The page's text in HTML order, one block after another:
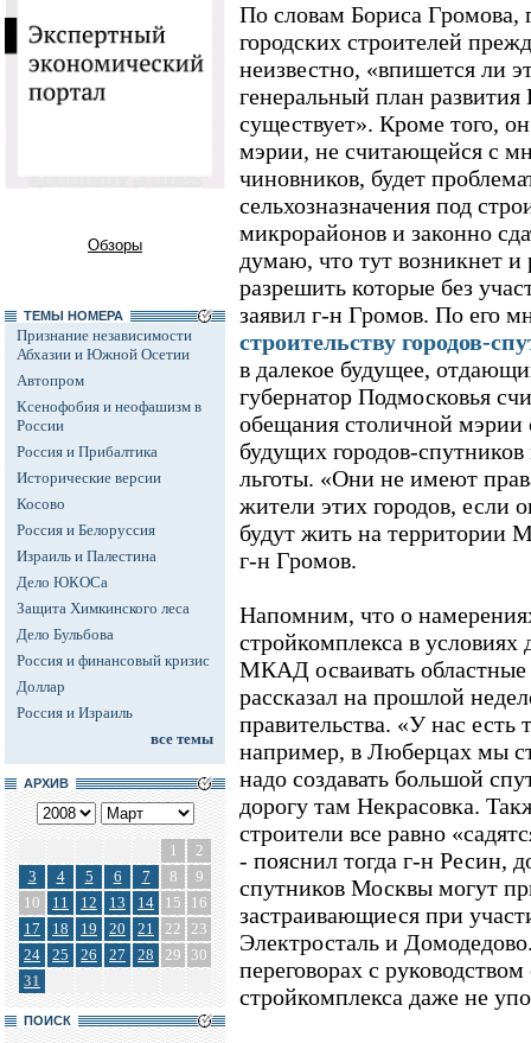
Обзоры
ТЕМЫ НОМЕРА
Признание независимости
Абхазии и Южной Осетии
Автопром
Ксенофобия и неофашизм в
России
Россия и Прибалтика
Исторические версии
Косово
Россия и Белоруссия
Израиль и Палестина
Дело ЮКОСа
Защита Химкинского леса
Дело Бульбова
Россия и финансовый кризис
Доллар
Россия и Израиль
все темы
АРХИВ
1
2
3
4 5 6 7 8
9
10
11 12 13 14 15
16
17
18 19 20 21 22 23
24
25 26 27 28 29
30
31
ПОИСК
По словам Бориса Громова,
городских строителей
неизвестно, «впишется ли
генеральный план
существует». Кроме того,
мэрии, не считающейся с
чиновников, будет
сельхозназначения под
микрорайонов и законно
думаю, что тут возникнет и
разрешить которые без
заявил г-н Громов. По его
строительству городов-
в далекое будущее,
губернатор Подмосковья
обещания столичной мэрии
будущих городов-
льготы. «Они не имеют
жители этих городов, если
будут жить на территории
г-н Громов.
Напомним, что о
стройкомплекса в условиях
МКАД осваивать
рассказал на прошлой
правительства. «У нас
например, в Люберцах мы
надо создавать большой
дорогу там Некрасовка.
строители все равно
- пояснил тогда г-н Ресин,
спутников Москвы могут
застраивающиеся при
Электросталь и
переговорах с
стройкомплекса даже не